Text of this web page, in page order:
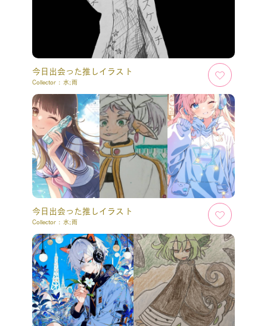
今日出会った推しイラスト
Collector : 水;雨
今日出会った推しイラスト
Collector : 水;雨